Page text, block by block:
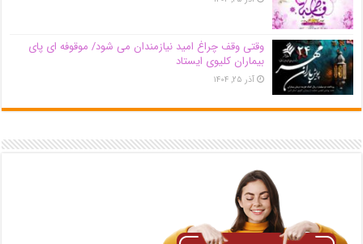
وقتی وقف چراغ امید نیازمندان می شود/ موقوفه ای پای
بیماران کلیوی ایستاد
آذر ۲۵, ۱۴۰۴